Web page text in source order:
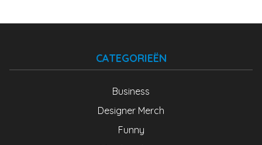
CATEGORIEËN
Business
Designer Merch
Funny